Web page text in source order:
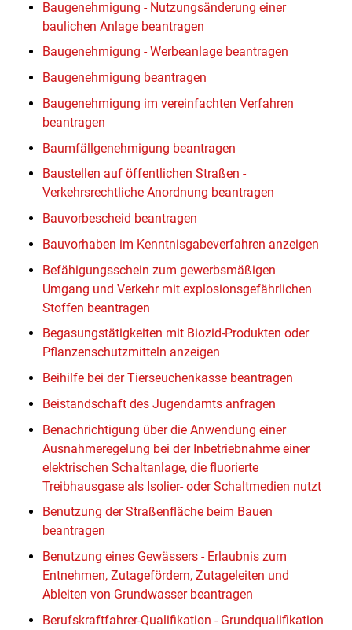
Baugenehmigung - Nutzungsänderung einer
baulichen Anlage beantragen
Baugenehmigung - Werbeanlage beantragen
Baugenehmigung beantragen
Baugenehmigung im vereinfachten Verfahren
beantragen
Baumfällgenehmigung beantragen
Baustellen auf öffentlichen Straßen -
Verkehrsrechtliche Anordnung beantragen
Bauvorbescheid beantragen
Bauvorhaben im Kenntnisgabeverfahren anzeigen
Befähigungsschein zum gewerbsmäßigen
Umgang und Verkehr mit explosionsgefährlichen
Stoffen beantragen
Begasungstätigkeiten mit Biozid-Produkten oder
Pflanzenschutzmitteln anzeigen
Beihilfe bei der Tierseuchenkasse beantragen
Beistandschaft des Jugendamts anfragen
Benachrichtigung über die Anwendung einer
Ausnahmeregelung bei der Inbetriebnahme einer
elektrischen Schaltanlage, die fluorierte
Treibhausgase als Isolier- oder Schaltmedien nutzt
Benutzung der Straßenfläche beim Bauen
beantragen
Benutzung eines Gewässers - Erlaubnis zum
Entnehmen, Zutagefördern, Zutageleiten und
Ableiten von Grundwasser beantragen
Berufskraftfahrer-Qualifikation - Grundqualifikation